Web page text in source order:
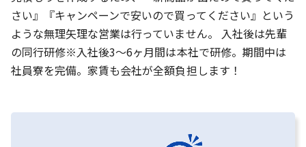
さい』『キャンペーンで安いので買ってください』という
ような無理矢理な営業は行っていません。 入社後は先輩
の同行研修※入社後3～6ヶ月間は本社で研修。期間中は
社員寮を完備。家賃も会社が全額負担します！